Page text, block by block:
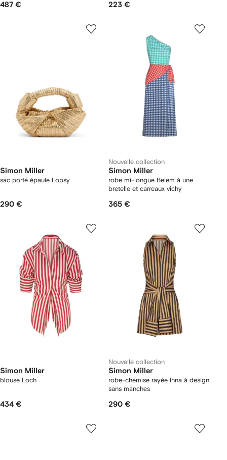
487 € 223 €
Simon Miller
sac porté épaule Lopsy
290 €
Nouvelle collection
Simon Miller
robe mi-longue Belem à une
bretelle et carreaux vichy
365 €
Simon Miller
blouse Loch
434 €
Nouvelle collection
Simon Miller
robe-chemise rayée Inna à design
sans manches
290 €